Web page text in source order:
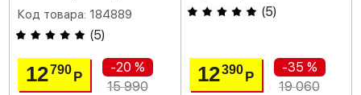
Код товара: 184889
(5)
12790Р
-20 %
15 990
(5)
12390 Р
-35 %
19 060